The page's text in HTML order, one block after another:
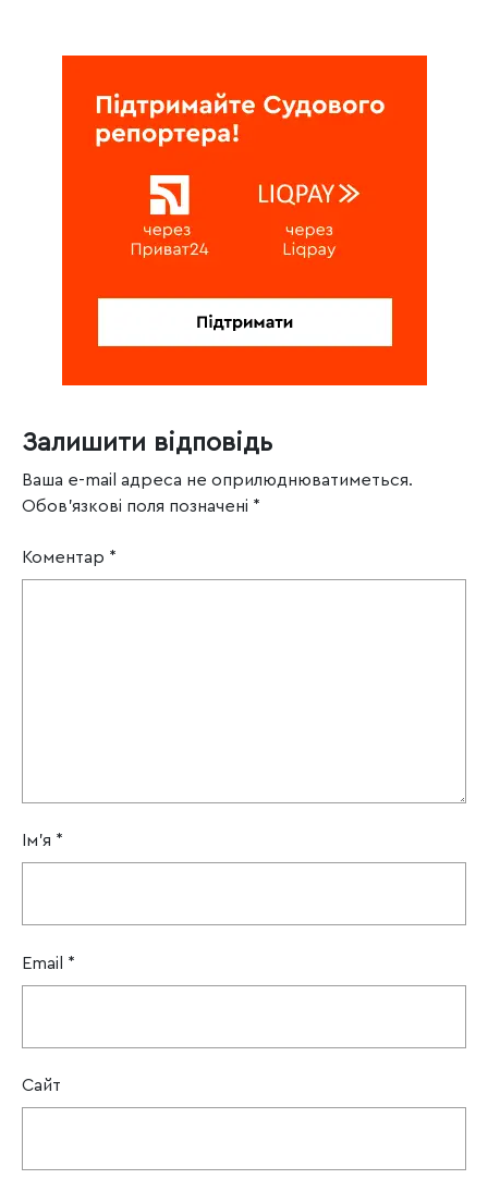
Залишити відповідь
Ваша e-mail адреса не оприлюднюватиметься.
Обов’язкові поля позначені *
Коментар *
Ім'я *
Email *
Сайт